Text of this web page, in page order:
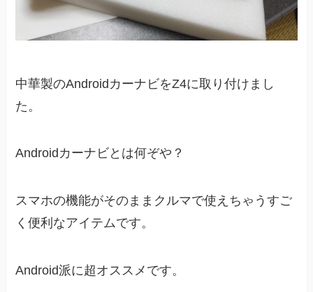
中華製のAndroidカーナビをZ4に取り付けまし
た。
Androidカーナビとは何ぞや？
スマホの機能がそのままクルマで使えちゃうすご
く便利なアイテムです。
Android派に超オススメです。